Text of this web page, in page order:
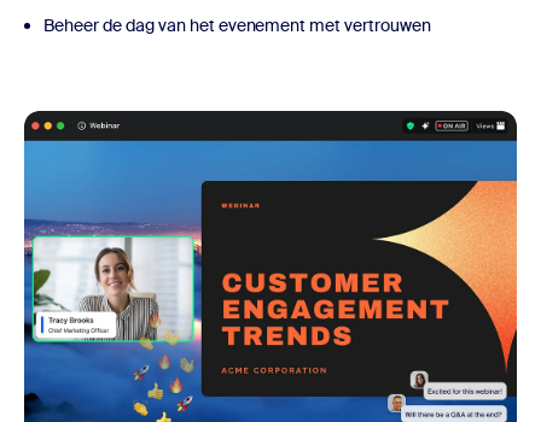
Beheer de dag van het evenement met vertrouwen